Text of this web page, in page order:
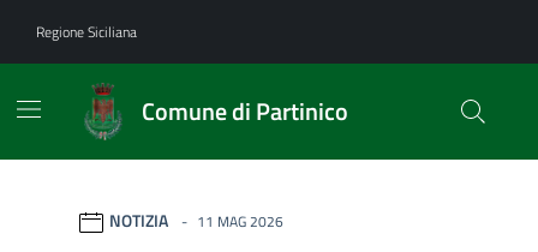
Regione Siciliana
Comune di Partinico
Comune di Partinico
Contenuti in evidenza
Novità in evidenza
NOTIZIA 11 MAG 2026